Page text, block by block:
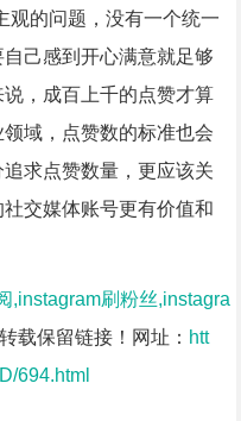
观的问题，没有一个统一
己感到开心满意就足够
，成百上千的点赞才算
域，点赞数的标准也会
求点赞数量，更应该关
交媒体账号更有价值和
,instagram刷粉丝,instagra
载保留链接！网址： htt
694.html